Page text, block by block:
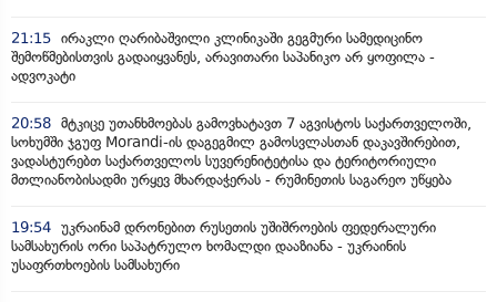
21:15 ირაკლი ღარიბაშვილი კლინიკაში გეგმური სამედიცინო
შემოწმებისთვის გადაიყვანეს, არავითარი საპანიკო არ ყოფილა -
ადვოკატი
20:58 მტკიცე უთანხმოებას გამოვხატავთ 7 აგვისტოს საქართველოში,
სოხუმში ჯგუფ Morandi-ის დაგეგმილ გამოსვლასთან დაკავშირებით,
ვადასტურებთ საქართველოს სუვერენიტეტისა და ტერიტორიული
მთლიანობისადმი ურყევ მხარდაჭერას - რუმინეთის საგარეო უწყება
19:54 უკრაინამ დრონებით რუსეთის უშიშროების ფედერალური
სამსახურის ორი საპატრულო ხომალდი დააზიანა - უკრაინის
უსაფრთხოების სამსახური